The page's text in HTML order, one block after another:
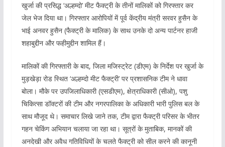
खुर्जा की प्रसिद्ध ‘अल्हम्दो’ मीट फैक्ट्री के तीनों मालिकों को गिरफ्तार कर
जेल भेज दिया था। गिरफ्तार आरोपियों में पूर्व केंद्रीय मंत्री सरवर हुसैन के
भाई अनवर हुसैन (फैक्ट्री के मालिक) के साथ उनके दो अन्य पार्टनर हाजी
शहाबुद्दीन और फहीमुद्दीन शामिल हैं।
मालिकों की गिरफ्तारी के बाद, जिला मजिस्ट्रेट (डीएम) के निर्देश पर खुर्जा के
मुड़खेड़ा रोड स्थित ‘अल्हम्दो मीट फैक्ट्री’ पर प्रशासनिक टीम ने धावा
बोला। मौके पर उपजिलाधिकारी (एसडीएम), क्षेत्राधिकारी (सीओ), पशु
चिकित्सा डॉक्टरों की टीम और नगरपालिका के अधिकारी भारी पुलिस बल के
साथ मौजूद थे। समाचार लिखे जाने तक, टीम द्वारा फैक्ट्री परिसर के भीतर
गहन चेकिंग अभियान चलाया जा रहा था। सूत्रों के मुताबिक, मानकों की
अनदेखी और अवैध गतिविधियों के चलते फैक्ट्री को सील करने की कानूनी